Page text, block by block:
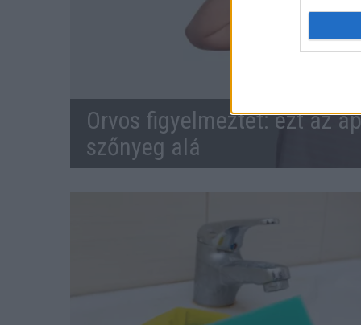
Orvos figyelmeztet: ezt az
szőnyeg alá